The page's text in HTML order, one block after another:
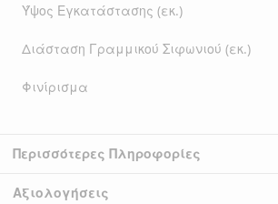
Ύψος Εγκατάστασης (εκ.)
Διάσταση Γραμμικού Σιφωνιού (εκ.)
Φινίρισμα
Περισσότερες Πληροφορίες
Αξιολογήσεις